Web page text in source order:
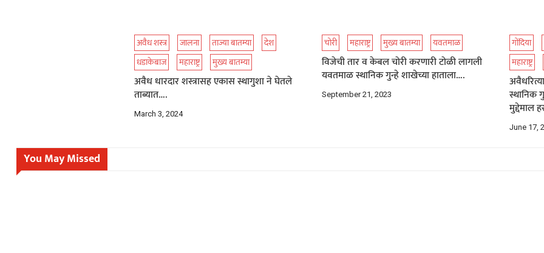
अवैध शस्त्र जालना ताज्या बातम्या
देश
धडाकेबाज
महाराष्ट्र मुख्य बातम्या
अवैध धारदार शस्त्रासह एकास स्थागुशा ने घेतले
ताब्यात….
March 3, 2024
चोरी महाराष्ट्र मुख्य बातम्या यवतमाळ
विजेची तार व केबल चोरी करणारी टोळी लागली
यवतमाळ स्थानिक गुन्हे शाखेच्या हाताला….
September 21, 2023
गोंदिया
महाराष्ट्र
स्थानिक
मुद्देमाल
June 17,
You May Missed